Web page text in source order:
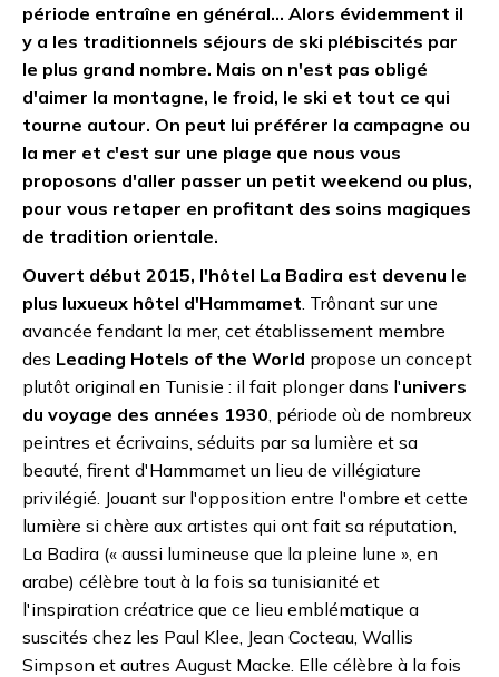
période entraîne en général… Alors évidemment il
y a les traditionnels séjours de ski plébiscités par
le plus grand nombre. Mais on n'est pas obligé
d'aimer la montagne, le froid, le ski et tout ce qui
tourne autour. On peut lui préférer la campagne ou
la mer et c'est sur une plage que nous vous
proposons d'aller passer un petit weekend ou plus,
pour vous retaper en profitant des soins magiques
de tradition orientale.
Ouvert début 2015, l'hôtel La Badira est devenu le
plus luxueux hôtel d'Hammamet . Trônant sur une
avancée fendant la mer, cet établissement membre
des Leading Hotels of the World propose un concept
plutôt original en Tunisie : il fait plonger dans l'univers
du voyage des années 1930 , période où de nombreux
peintres et écrivains, séduits par sa lumière et sa
beauté, firent d'Hammamet un lieu de villégiature
privilégié. Jouant sur l'opposition entre l'ombre et cette
lumière si chère aux artistes qui ont fait sa réputation,
La Badira (« aussi lumineuse que la pleine lune », en
arabe) célèbre tout à la fois sa tunisianité et
l'inspiration créatrice que ce lieu emblématique a
suscités chez les Paul Klee, Jean Cocteau, Wallis
Simpson et autres August Macke. Elle célèbre à la fois